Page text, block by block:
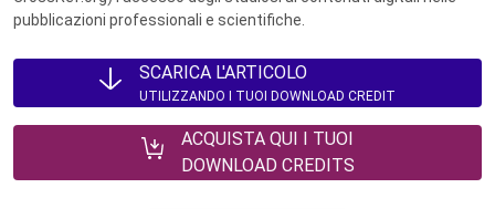
pubblicazioni professionali e scientifiche.
SCARICA L'ARTICOLO
UTILIZZANDO I TUOI DOWNLOAD CREDIT
ACQUISTA QUI I TUOI
DOWNLOAD CREDITS